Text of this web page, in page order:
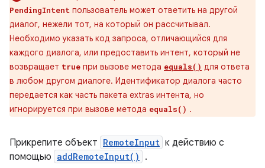
PendingIntent пользователь может ответить на другой
диалог, нежели тот, на который он рассчитывал.
Необходимо указать код запроса, отличающийся для
каждого диалога, или предоставить интент, который не
возвращает true при вызове метода equals() для ответа
в любом другом диалоге. Идентификатор диалога часто
передается как часть пакета extras интента, но
игнорируется при вызове метода equals() .
Прикрепите объект RemoteInput к действию с
помощью addRemoteInput() .